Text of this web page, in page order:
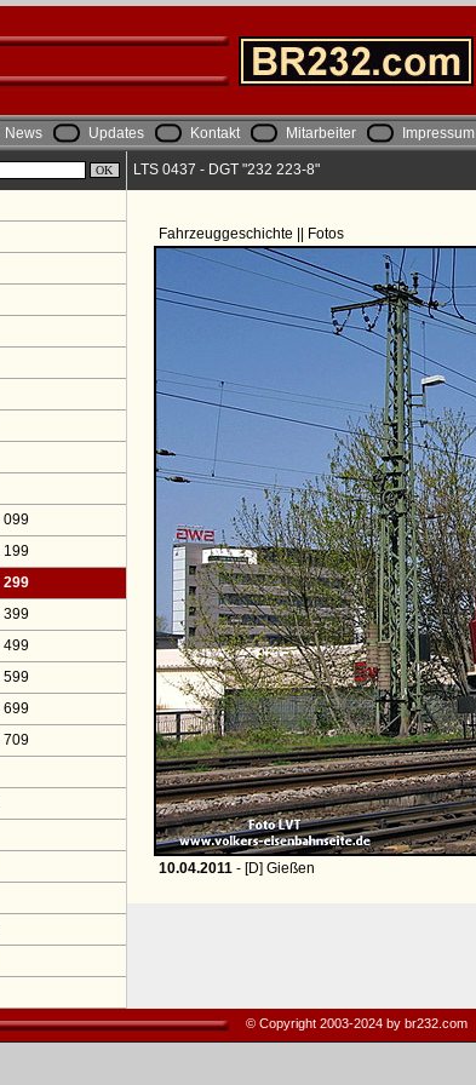
News Updates Kontakt Mitarbeiter Impressum
099
199
299
399
499
599
699
709
LTS 0437 - DGT "232 223-8"
Fahrzeuggeschichte || Fotos
10.04.2011 - [D] Gießen
© Copyright 2003-2024 by br232.com